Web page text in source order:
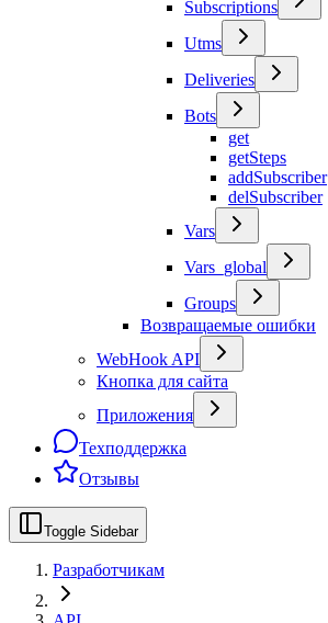
Subscriptions
Utms
Deliveries
Bots
get
getSteps
addSubscriber
delSubscriber
Vars
Vars_global
Groups
Возвращаемые ошибки
WebHook API
Кнопка для сайта
Приложения
Техподдержка
Отзывы
Toggle Sidebar
Разработчикам